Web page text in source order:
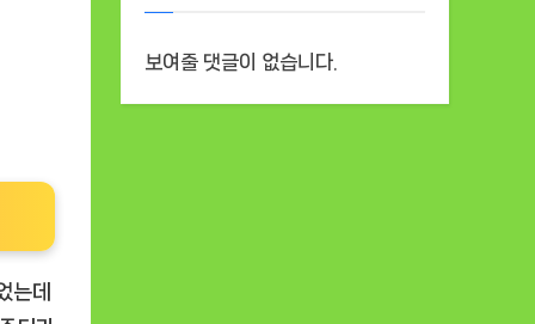
는데
보여줄 댓글이 없습니다.